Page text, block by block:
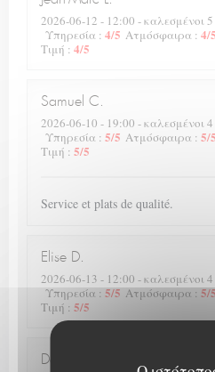
2026-06-12 - 12:00 - καλεσμένοι 5
Υπηρεσία : 4/5 Ατμόσφαιρα : 4/5
Τιμή : 4/5
Samuel C
2026-06-10 - 19:00 - καλεσμένοι 4
Υπηρεσία : 5/5 Ατμόσφαιρα : 5/5
Τιμή : 5/5
Service et plats de qualité.
Elise D
2026-06-13 - 12:00 - καλεσμένοι 4
Υπηρεσία:5/5 Ατμόσφαιρα:5/
Τιμή : 5/5
Deprez